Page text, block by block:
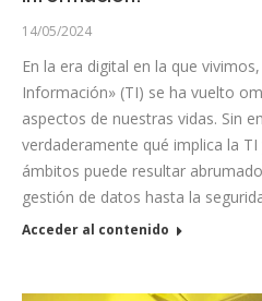
14/05/2024
En la era digital en la que
Información» (TI) se ha vuelto
aspectos de nuestras vidas. Sin
verdaderamente qué implica la
ámbitos puede resultar
gestión de datos hasta la
Acceder al contenido